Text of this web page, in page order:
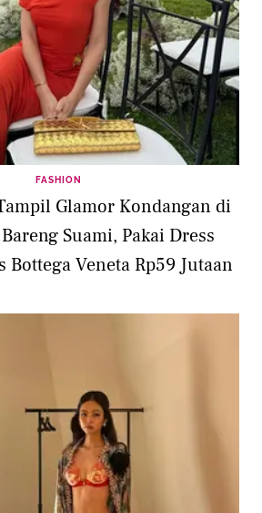
FASHION
Glamor Kondangan di
Suami, Pakai Dress
Bottega Veneta Rp59 Jutaan